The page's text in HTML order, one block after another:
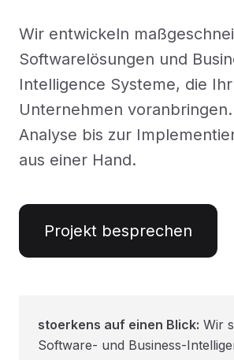
Wir entwickeln
Softwarelösungen und
Intelligence Systeme, die Ihr
Unternehmen
Analyse bis zur
aus einer Hand.
Projekt besprechen
stoerkens auf einen Blick: Wir
Software- und Business-